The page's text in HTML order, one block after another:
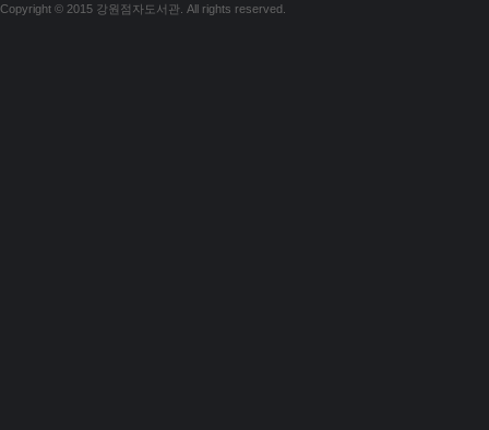
Copyright © 2015 강원점자도서관. All rights reserved.